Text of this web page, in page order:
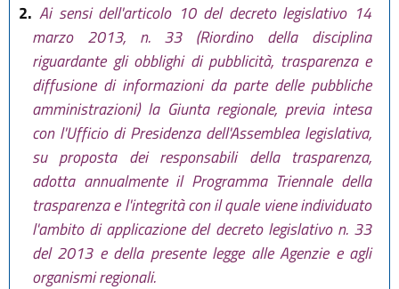
2. Ai sensi dell'articolo 10 del decreto legislativo 14
marzo 2013, n. 33 (Riordino della disciplina
riguardante gli obblighi di pubblicità, trasparenza e
diffusione di informazioni da parte delle pubbliche
amministrazioni) la Giunta regionale, previa intesa
con l'Ufficio di Presidenza dell'Assemblea legislativa,
su proposta dei responsabili della trasparenza,
adotta annualmente il Programma Triennale della
trasparenza e l'integrità con il quale viene individuato
l'ambito di applicazione del decreto legislativo n. 33
del 2013 e della presente legge alle Agenzie e agli
organismi regionali.